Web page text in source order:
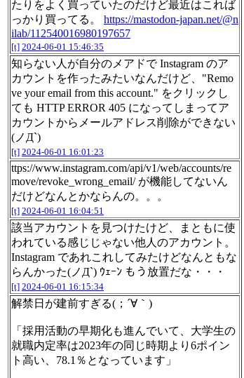
たりをよく買っていたのだけど最近はこれば
っかり買ってる。 https://mastodon-japan.net/@n
ilab/112540016980197657
[t] 2024-06-01 15:46:35
知らない人が自分のメアドで Instagram のア
カウントを作ったみたいなんだけど、"Remo
ve your email from this account." をクリックし
ても HTTP ERROR 405 になってしまってア
カウントからメールアドレス削除ができない
(ノД`)
[t] 2024-06-01 16:01:23
ttps://www.instagram.com/api/v1/web/accounts/re
move/revoke_wrong_email/ が機能してないん
だけどなんとかならんの。。。
[t] 2024-06-01 16:04:51
該当アカウントを見つけたけど、まともに使
われている感じじゃない他人のアカウント。
Instagram であれこれしてみたけどなんともな
らんかった(ノД`) ｳｪｰﾝ もう放置だな・・・
[t] 2024-06-01 16:15:34
解禁日が建前すぎる(；´∀｀)
「採用活動の早期化も進んでいて、大学生の
就職内定率は2023年の同じ時期より6ポイン
ト高い、78.1％となっています」